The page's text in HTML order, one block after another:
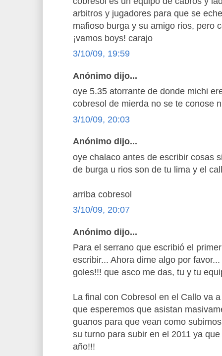
arbitros y jugadores para que se
mafioso burga y su amigo rios, pero
¡vamos boys! carajo
3/10/09, 19:59
Anónimo dijo...
oye 5.35 atorrante de donde michi
cobresol de mierda no se te conose
3/10/09, 20:03
Anónimo dijo...
oye chalaco antes de escribir cosas
de burga u rios son de tu lima y el
arriba cobresol
3/10/09, 20:07
Anónimo dijo...
Para el serrano que escribió el
escribir... Ahora dime algo por
goles!!! que asco me das, tu y tu
La final con Cobresol en el Callo va
que esperemos que asistan
guanos para que vean como
su turno para subir en el 2011 ya
año!!!